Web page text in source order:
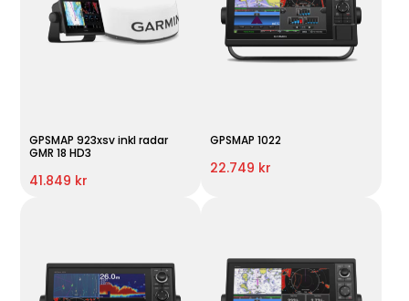
GPSMAP 923xsv inkl radar
GMR 18 HD3
41.849 kr
GPSMAP 1022
22.749 kr